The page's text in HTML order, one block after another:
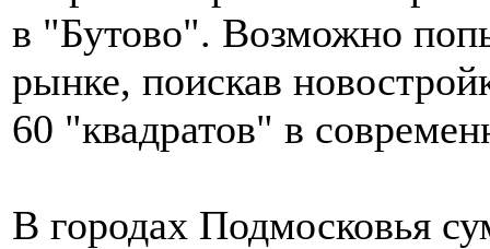
в "Бутово". Возможно
рынке, поискав
60 "квадратов" в
В городах Подмосковья